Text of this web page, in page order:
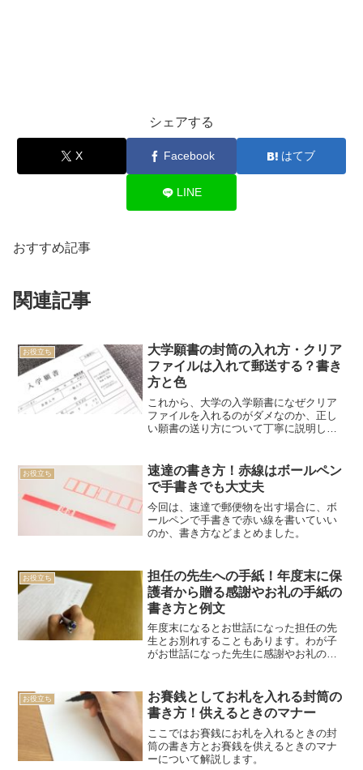
シェアする
X Facebook はてブ
LINE
おすすめ記事
関連記事
お役立ち
大学願書の封筒の入れ方・クリア
ファイルは入れて郵送する？書き
方と色
これから、大学の入学願書になぜクリア
ファイルを入れるのがダメなのか、正し
い願書の送り方について丁寧に説明して
お役立ち
速達の書き方！赤線はボールペン
で手書きでも大丈夫
今回は、速達で郵便物を出す場合に、ボ
ールペンで手書きで赤い線を書いていい
のか、書き方などまとめました。
お役立ち
担任の先生への手紙！年度末に保
護者から贈る感謝やお礼の手紙の
書き方と例文
年度末になるとお世話になった担任の先
生とお別れすることもあります。わが子
がお世話になった先生に感謝やお礼の気
生に保護者がお礼や感謝の手紙を書く時
の書き方や例文を紹介しま...
お役立ち
お賽銭としてお札を入れる封筒の
書き方！供えるときのマナー
ここではお賽銭にお札を入れるときの封
筒の書き方とお賽銭を供えるときのマナ
ーについて解説します。